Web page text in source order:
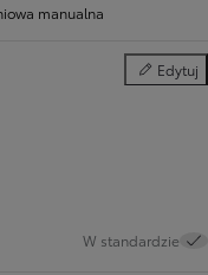
manualna
Edytuj
Kolor
W standardzie